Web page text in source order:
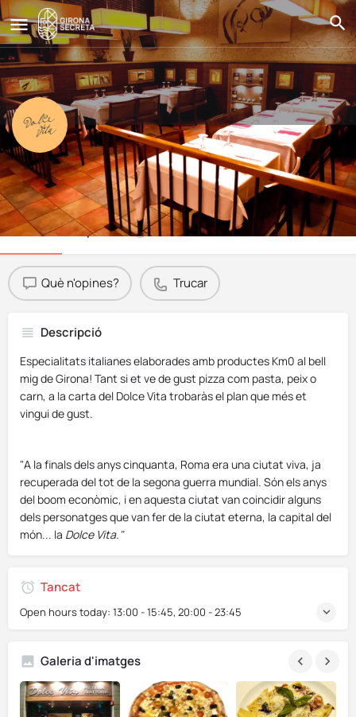
Dolce Vita
Essència italiana
Perfil Opinions 0
Què n'opines? Trucar
Descripció
Especialitats italianes elaborades amb productes Km0 al bell
mig de Girona! Tant si et ve de gust pizza com pasta, peix o
carn, a la carta del Dolce Vita trobaràs el plan que més et
vingui de gust.
"A la finals dels anys cinquanta, Roma era una ciutat viva, ja
recuperada del tot de la segona guerra mundial. Són els anys
del boom econòmic, i en aquesta ciutat van coincidir alguns
dels personatges que van fer de la ciutat eterna, la capital del
món... la Dolce Vita."
Tancat
Open hours today: 13:00 - 15:45, 20:00 - 23:45
Galeria d'imatges